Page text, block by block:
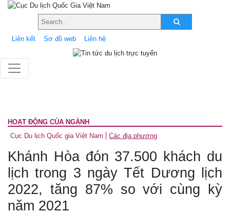
Liên kết Sơ đồ web Liên hệ
HOẠT ĐỘNG CỦA NGÀNH
Cục Du lịch Quốc gia Việt Nam
Các địa phương
Khánh Hòa đón 37.500 khách du
lịch trong 3 ngày Tết Dương lịch
2022, tăng 87% so với cùng kỳ
năm 2021